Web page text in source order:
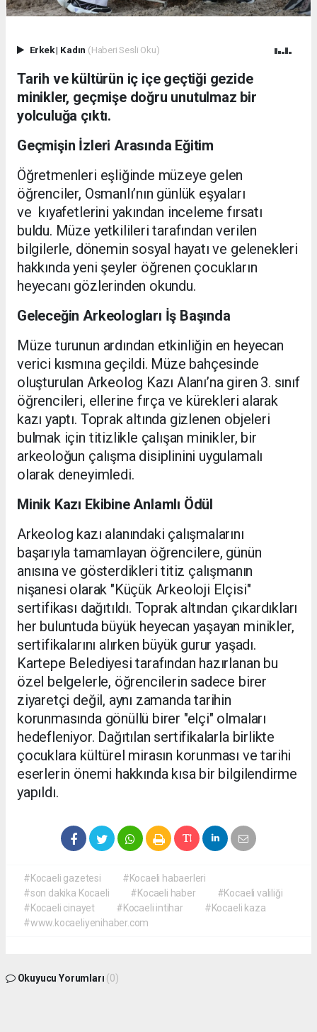
Erkek| Kadın (Haberi Sesli Oku)
Tarih ve kültürün iç içe geçtiği gezide
minikler, geçmişe doğru unutulmaz bir
yolculuğa çıktı.
Geçmişin İzleri Arasında Eğitim
Öğretmenleri eşliğinde müzeye gelen
öğrenciler, Osmanlı’nın günlük eşyaları
ve kıyafetlerini yakından inceleme fırsatı
buldu. Müze yetkilileri tarafından verilen
bilgilerle, dönemin sosyal hayatı ve gelenekleri
hakkında yeni şeyler öğrenen çocukların
heyecanı gözlerinden okundu.
Geleceğin Arkeologları İş Başında
Müze turunun ardından etkinliğin en heyecan
verici kısmına geçildi. Müze bahçesinde
oluşturulan Arkeolog Kazı Alanı’na giren 3. sınıf
öğrencileri, ellerine fırça ve kürekleri alarak
kazı yaptı. Toprak altında gizlenen objeleri
bulmak için titizlikle çalışan minikler, bir
arkeoloğun çalışma disiplinini uygulamalı
olarak deneyimledi.
Minik Kazı Ekibine Anlamlı Ödül
Arkeolog kazı alanındaki çalışmalarını
başarıyla tamamlayan öğrencilere, günün
anısına ve gösterdikleri titiz çalışmanın
nişanesi olarak "Küçük Arkeoloji Elçisi"
sertifikası dağıtıldı. Toprak altından çıkardıkları
her buluntuda büyük heyecan yaşayan minikler,
sertifikalarını alırken büyük gurur yaşadı.
Kartepe Belediyesi tarafından hazırlanan bu
özel belgelerle, öğrencilerin sadece birer
ziyaretçi değil, aynı zamanda tarihin
korunmasında gönüllü birer "elçi" olmaları
hedefleniyor. Dağıtılan sertifikalarla birlikte
çocuklara kültürel mirasın korunması ve tarihi
eserlerin önemi hakkında kısa bir bilgilendirme
yapıldı.
#Kocaeli gazetesi
#Kocaeli habaerleri
#son dakika Kocaeli
#Kocaeli haber
#Kocaeli valiliği
#Kocaeli cinayet
#Kocaeli intihar
#Kocaeli kaza
#www.kocaeliyenihaber.com
Okuyucu Yorumları (0)